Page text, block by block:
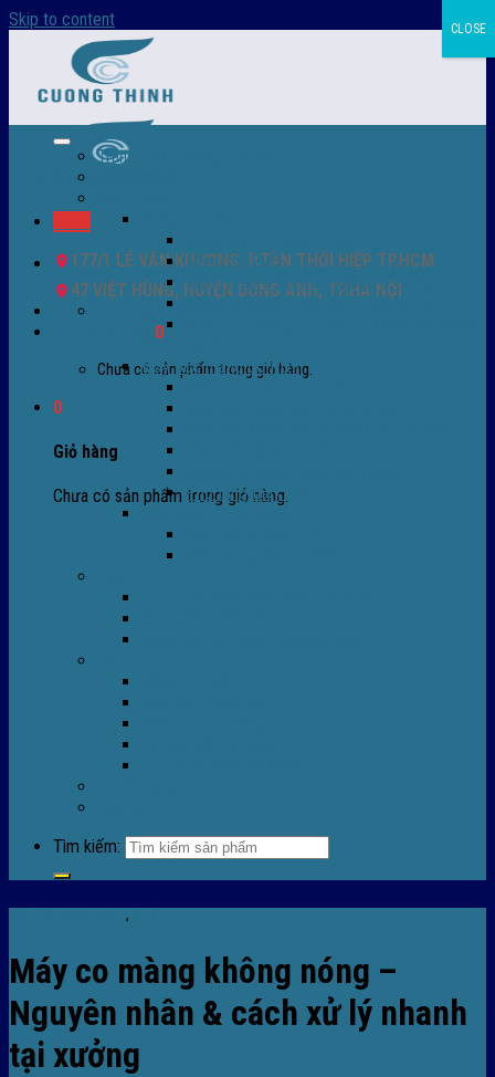
Skip to content
177/1 LÊ VĂN KHƯƠNG, P.TÂN THỚI HIỆP TP.HCM
47 VIỆT HÙNG, HUYỆN ĐÔNG ANH, TP.HÀ NỘI
0932 756 950
0
Chưa có sản phẩm trong giỏ hàng.
0
Giỏ hàng
Chưa có sản phẩm trong giỏ hàng.
Trang chủ – Màng co POF
Màng co PVC
Màng quấn PALLET- màng PE- màng chit
Màng skinpack - skinfilm - hút sát da
Máy bọc màng co POF
Phụ tùng thay thế
Tìm kiếm:
,
Máy co màng không nóng –
Nguyên nhân & cách xử lý nhanh
tại xưởng
CLOSE